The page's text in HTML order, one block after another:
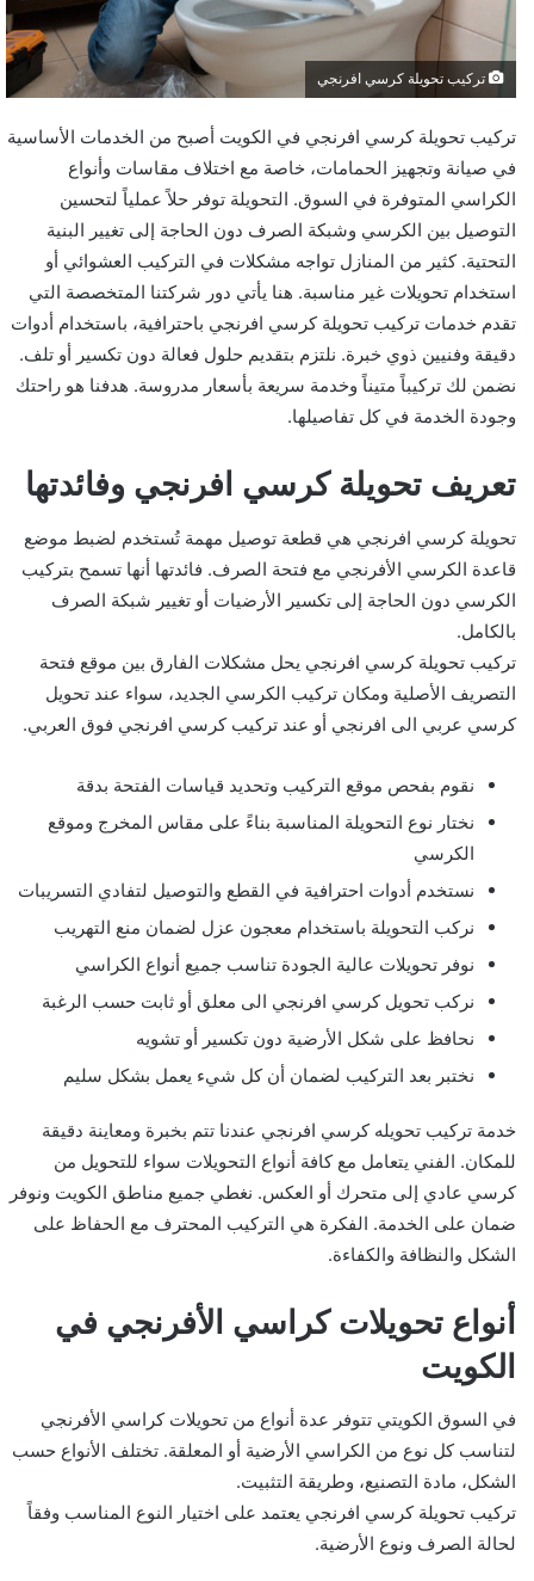
تركيب تحويلة كرسي افرنجي
تركيب تحويلة كرسي افرنجي في الكويت أصبح من الخدمات الأساسية
في صيانة وتجهيز الحمامات، خاصة مع اختلاف مقاسات وأنواع
الكراسي المتوفرة في السوق. التحويلة توفر حلاً عملياً لتحسين
التوصيل بين الكرسي وشبكة الصرف دون الحاجة إلى تغيير البنية
التحتية. كثير من المنازل تواجه مشكلات في التركيب العشوائي أو
استخدام تحويلات غير مناسبة. هنا يأتي دور شركتنا المتخصصة التي
تقدم خدمات تركيب تحويلة كرسي افرنجي باحترافية، باستخدام أدوات
دقيقة وفنيين ذوي خبرة. نلتزم بتقديم حلول فعالة دون تكسير أو تلف.
نضمن لك تركيباً متيناً وخدمة سريعة بأسعار مدروسة. هدفنا هو راحتك
وجودة الخدمة في كل تفاصيلها.
تعريف تحويلة كرسي افرنجي وفائدتها
تحويلة كرسي افرنجي هي قطعة توصيل مهمة تُستخدم لضبط موضع
قاعدة الكرسي الأفرنجي مع فتحة الصرف. فائدتها أنها تسمح بتركيب
الكرسي دون الحاجة إلى تكسير الأرضيات أو تغيير شبكة الصرف
بالكامل.
تركيب تحويلة كرسي افرنجي يحل مشكلات الفارق بين موقع فتحة
التصريف الأصلية ومكان تركيب الكرسي الجديد، سواء عند تحويل
كرسي عربي الى افرنجي أو عند تركيب كرسي افرنجي فوق العربي.
نقوم بفحص موقع التركيب وتحديد قياسات الفتحة بدقة
نختار نوع التحويلة المناسبة بناءً على مقاس المخرج وموقع
الكرسي
نستخدم أدوات احترافية في القطع والتوصيل لتفادي التسريبات
نركب التحويلة باستخدام معجون عزل لضمان منع التهريب
نوفر تحويلات عالية الجودة تناسب جميع أنواع الكراسي
نركب تحويل كرسي افرنجي الى معلق أو ثابت حسب الرغبة
نحافظ على شكل الأرضية دون تكسير أو تشويه
نختبر بعد التركيب لضمان أن كل شيء يعمل بشكل سليم
خدمة تركيب تحويله كرسي افرنجي عندنا تتم بخبرة ومعاينة دقيقة
للمكان. الفني يتعامل مع كافة أنواع التحويلات سواء للتحويل من
كرسي عادي إلى متحرك أو العكس. نغطي جميع مناطق الكويت ونوفر
ضمان على الخدمة. الفكرة هي التركيب المحترف مع الحفاظ على
الشكل والنظافة والكفاءة.
أنواع تحويلات كراسي الأفرنجي في
الكويت
في السوق الكويتي تتوفر عدة أنواع من تحويلات كراسي الأفرنجي
لتناسب كل نوع من الكراسي الأرضية أو المعلقة. تختلف الأنواع حسب
الشكل، مادة التصنيع، وطريقة التثبيت.
تركيب تحويلة كرسي افرنجي يعتمد على اختيار النوع المناسب وفقاً
لحالة الصرف ونوع الأرضية.